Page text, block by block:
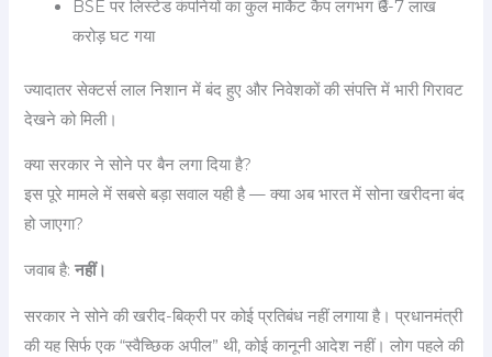
BSE पर लिस्टेड कंपनियों का कुल मार्केट कैप लगभग ₹6-7 लाख
करोड़ घट गया
ज्यादातर सेक्टर्स लाल निशान में बंद हुए और निवेशकों की संपत्ति में भारी गिरावट
देखने को मिली।
क्या सरकार ने सोने पर बैन लगा दिया है?
इस पूरे मामले में सबसे बड़ा सवाल यही है — क्या अब भारत में सोना खरीदना बंद
हो जाएगा?
जवाब है:नहीं।
सरकार ने सोने की खरीद-बिक्री पर कोई प्रतिबंध नहीं लगाया है। प्रधानमंत्री
की यह सिर्फ एक “स्वैच्छिक अपील” थी, कोई कानूनी आदेश नहीं। लोग पहले की